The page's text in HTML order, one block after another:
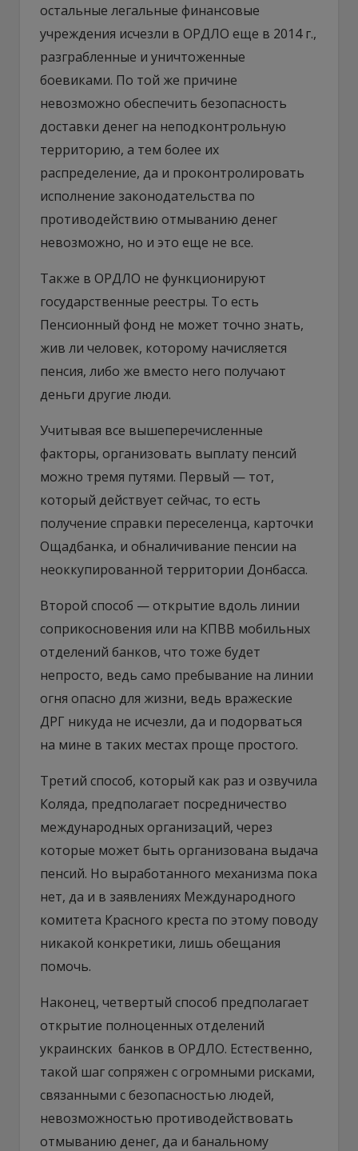
остальные легальные финансовые
учреждения исчезли в ОРДЛО еще в 2014 г.,
разграбленные и уничтоженные
боевиками. По той же причине
невозможно обеспечить безопасность
доставки денег на неподконтрольную
территорию, а тем более их
распределение, да и проконтролировать
исполнение законодательства по
противодействию отмыванию денег
невозможно, но и это еще не все.
Также в ОРДЛО не функционируют
государственные реестры. То есть
Пенсионный фонд не может точно знать,
жив ли человек, которому начисляется
пенсия, либо же вместо него получают
деньги другие люди.
Учитывая все вышеперечисленные
факторы, организовать выплату пенсий
можно тремя путями. Первый — тот,
который действует сейчас, то есть
получение справки переселенца, карточки
Ощадбанка, и обналичивание пенсии на
неоккупированной территории Донбасса.
Второй способ — открытие вдоль линии
соприкосновения или на КПВВ мобильных
отделений банков, что тоже будет
непросто, ведь само пребывание на линии
огня опасно для жизни, ведь вражеские
ДРГ никуда не исчезли, да и подорваться
на мине в таких местах проще простого.
Третий способ, который как раз и озвучила
Коляда, предполагает посредничество
международных организаций, через
которые может быть организована выдача
пенсий. Но выработанного механизма пока
нет, да и в заявлениях Международного
комитета Красного креста по этому поводу
никакой конкретики, лишь обещания
помочь.
Наконец, четвертый способ предполагает
открытие полноценных отделений
украинских банков в ОРДЛО. Естественно,
такой шаг сопряжен с огромными рисками,
связанными с безопасностью людей,
невозможностью противодействовать
отмыванию денег, да и банальному